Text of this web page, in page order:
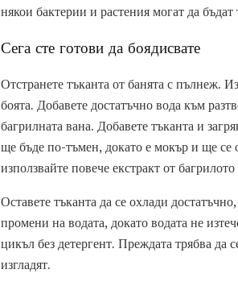
някои бактерии и растения могат да бъдат
Сега сте готови да боядисвате
Отстранете тъканта от банята с пълнеж.
боята. Добавете достатъчно вода към
багрилната вана. Добавете тъканта и
ще бъде по-тъмен, докато е мокър и ще се
използвайте повече екстракт от
Оставете тъканта да се охлади
промени на водата, докато водата не
цикъл без детергент. Преждата трябва да
изгладят.